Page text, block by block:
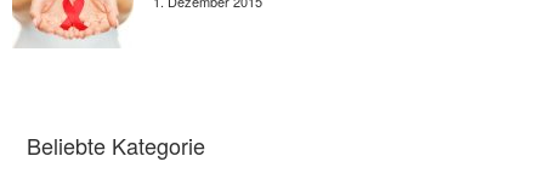
Beliebte Kategorie